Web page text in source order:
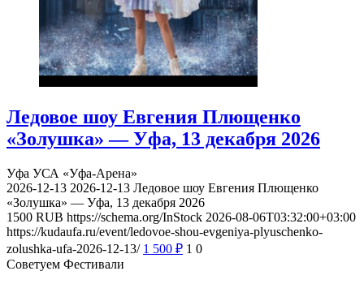
Ледовое шоу Евгения Плющенко
«Золушка» — Уфа, 13 декабря 2026
Уфа УСА «Уфа-Арена»
2026-12-13 2026-12-13 Ледовое шоу Евгения Плющенко
«Золушка» — Уфа, 13 декабря 2026
1500 RUB https://schema.org/InStock 2026-08-06T03:32:00+03:00
https://kudaufa.ru/event/ledovoe-shou-evgeniya-plyuschenko-
zolushka-ufa-2026-12-13/ 1 500 ₽ 1 0
Советуем Фестивали